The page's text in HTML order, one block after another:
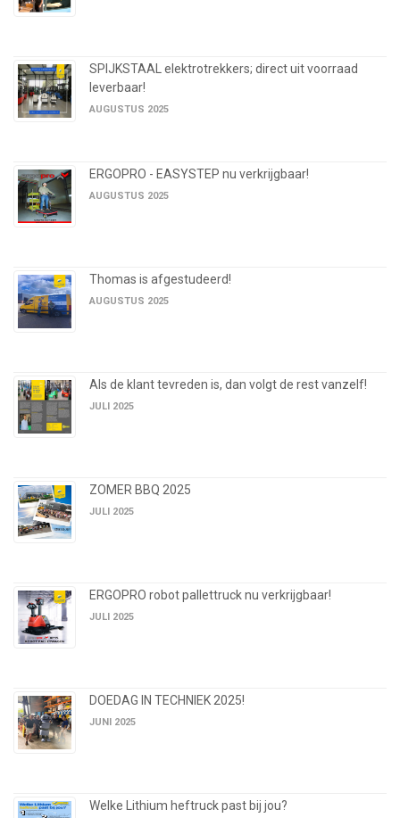
SPIJKSTAAL elektrotrekkers; direct uit voorraad
leverbaar!
AUGUSTUS 2025
ERGOPRO - EASYSTEP nu verkrijgbaar!
AUGUSTUS 2025
Thomas is afgestudeerd!
AUGUSTUS 2025
Als de klant tevreden is, dan volgt de rest vanzelf!
JULI 2025
ZOMER BBQ 2025
JULI 2025
ERGOPRO robot pallettruck nu verkrijgbaar!
JULI 2025
DOEDAG IN TECHNIEK 2025!
JUNI 2025
Welke Lithium heftruck past bij jou?